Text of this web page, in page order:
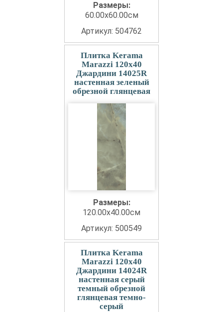
Размеры:
60.00x60.00см
Артикул: 504762
Плитка Kerama
Marazzi 120x40
Джардини 14025R
настенная зеленый
обрезной глянцевая
Размеры:
120.00x40.00см
Артикул: 500549
Плитка Kerama
Marazzi 120x40
Джардини 14024R
настенная серый
темный обрезной
глянцевая темно-
серый